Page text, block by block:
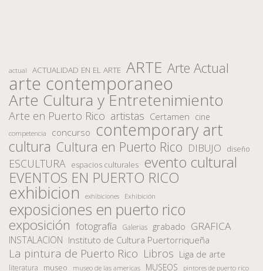
actual ACTUALIDAD EN EL ARTE ARTE Arte Actual
arte contemporaneo
Arte Cultura y Entretenimiento
Arte en Puerto Rico artistas Certamen cine
competencia concurso contemporary art
cultura Cultura en Puerto Rico DIBUJO diseño
ESCULTURA espacios culturales evento cultural
EVENTOS EN PUERTO RICO
exhibicion exhibiciones Exhibición
exposiciones en puerto rico
exposición fotografía Galerias grabado GRAFICA
INSTALACION Instituto de Cultura Puertorriqueña
La pintura de Puerto Rico Libros Liga de arte
literatura museo museo de las americas MUSEOS pintores de puerto rico